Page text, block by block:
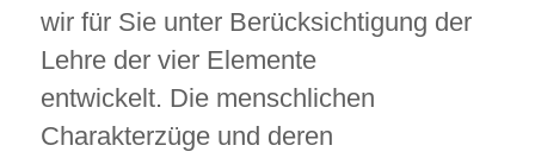
wir für Sie unter Berücksichtigung der
Lehre der vier Elemente
entwickelt. Die menschlichen
Charakterzüge und deren